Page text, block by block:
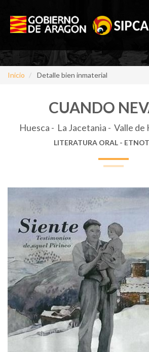
Inicio Detalle bien inmaterial
CUANDO
Huesca - La Jacetania - Valle
LITERATURA ORAL -